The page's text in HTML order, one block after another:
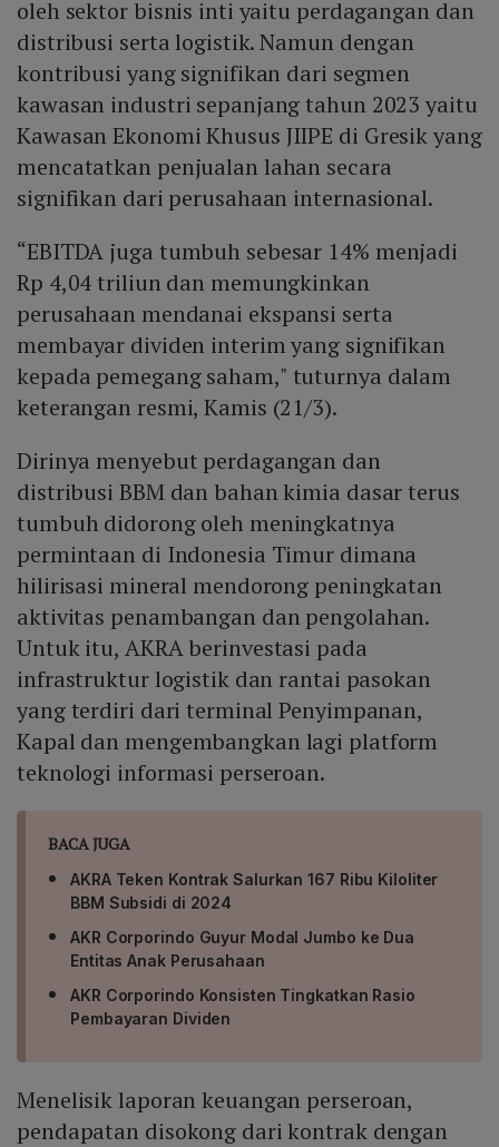
oleh sektor bisnis inti yaitu perdagangan dan
distribusi serta logistik. Namun dengan
kontribusi yang signifikan dari segmen
kawasan industri sepanjang tahun 2023 yaitu
Kawasan Ekonomi Khusus JIIPE di Gresik yang
mencatatkan penjualan lahan secara
signifikan dari perusahaan internasional.
“EBITDA juga tumbuh sebesar 14% menjadi
Rp 4,04 triliun dan memungkinkan
perusahaan mendanai ekspansi serta
membayar dividen interim yang signifikan
kepada pemegang saham," tuturnya dalam
keterangan resmi, Kamis (21/3).
Dirinya menyebut perdagangan dan
distribusi BBM dan bahan kimia dasar terus
tumbuh didorong oleh meningkatnya
permintaan di Indonesia Timur dimana
hilirisasi mineral mendorong peningkatan
aktivitas penambangan dan pengolahan.
Untuk itu, AKRA berinvestasi pada
infrastruktur logistik dan rantai pasokan
yang terdiri dari terminal Penyimpanan,
Kapal dan mengembangkan lagi platform
teknologi informasi perseroan.
BACA JUGA
AKRA Teken Kontrak Salurkan 167 Ribu Kiloliter
BBM Subsidi di 2024
AKR Corporindo Guyur Modal Jumbo ke Dua
Entitas Anak Perusahaan
AKR Corporindo Konsisten Tingkatkan Rasio
Pembayaran Dividen
Menelisik laporan keuangan perseroan,
pendapatan disokong dari kontrak dengan